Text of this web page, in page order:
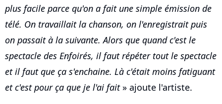
plus facile parce qu'on a fait une simple émission de
télé. On travaillait la chanson, on l'enregistrait puis
on passait à la suivante. Alors que quand c'est le
spectacle des Enfoirés, il faut répéter tout le spectacle
et il faut que ça s'enchaine. Là c'était moins fatiguant
et c'est pour ça que je l'ai fait» ajoute l'artiste.